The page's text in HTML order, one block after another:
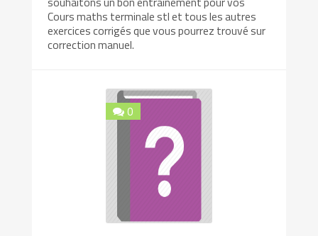
Cours maths terminale stl et tous les autres
exercices corrigés que vous pourrez trouvé sur
correction manuel.
0